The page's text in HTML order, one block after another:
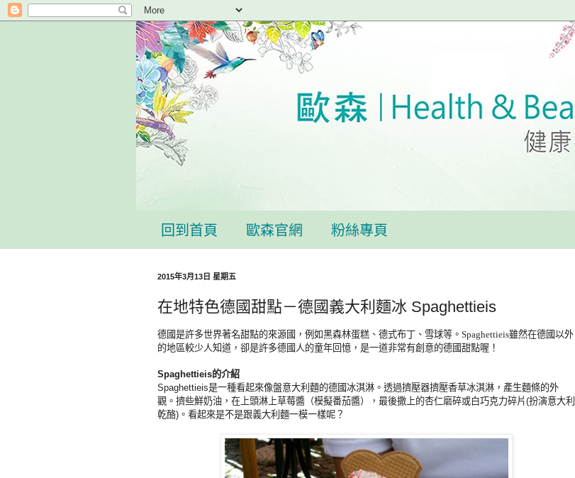
回到首頁 歐森官網 粉絲專頁
2015年3月13日 星期五
在地特色德國甜點－德國義大利麵冰 Spaghettieis
德國是許多世界著名甜點的來源國，例如黑森林蛋糕、德式布丁、雪球等。 Spaghettieis雖然在德國以外
的地區較少人知道，卻是許多德國人的童年回憶，是一道非常有創意的德國甜點喔！
Spaghettieis的介紹
Spaghettieis是一種看起來像盤意大利麵的德國冰淇淋。透過擠壓器擠壓香草冰淇淋，產生麵條的外
觀。擠些鮮奶油，在上頭淋上草莓醬（模擬番茄醬），最後撒上的杏仁磨碎或白巧克力碎片(扮演意大利
乾酪) 。看起來是不是跟義大利麵一模一樣呢？